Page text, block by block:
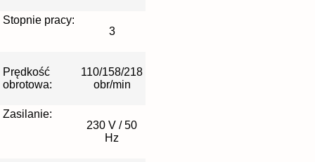
Stopnie pracy:
3
Prędkość
obrotowa:
110/158/218
obr/min
Zasilanie:
230 V / 50
Hz